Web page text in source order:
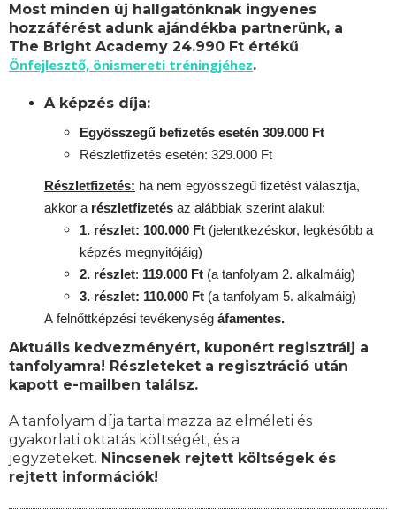
Most minden új hallgatónknak ingyenes
hozzáférést adunk ajándékba partnerünk, a
The Bright Academy 24.990 Ft értékű
Önfejlesztő, önismereti tréningjéhez.
A képzés díja:
Egyösszegű befizetés esetén 309.000 Ft
Részletfizetés esetén: 329.000 Ft
Részletfizetés: ha nem egyösszegű fizetést választja,
akkor a részletfizetés az alábbiak szerint alakul:
1. részlet: 100.000 Ft (jelentkezéskor, legkésőbb a
képzés megnyitójáig)
2. részlet: 119.000 Ft (a tanfolyam 2. alkalmáig)
3. részlet: 110.000 Ft (a tanfolyam 5. alkalmáig)
A felnőttképzési tevékenység áfamentes.
Aktuális kedvezményért, kuponért regisztrálj a
tanfolyamra! Részleteket a regisztráció után
kapott e-mailben találsz.
A tanfolyam díja tartalmazza az elméleti és
gyakorlati oktatás költségét, és a
jegyzeteket. Nincsenek rejtett költségek és
rejtett információk!